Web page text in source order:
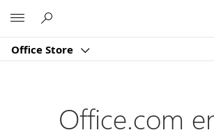
Office Store
Office.com